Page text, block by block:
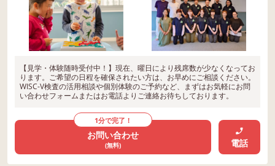
【見学・体験随時受付中！】現在、曜日により残席数が少なくなってお
ります。ご希望の日程を確保されたい方は、お早めにご相談ください。
WISC-V検査の活用相談や個別体験のご予約など、まずはお気軽にお問
い合わせフォームまたはお電話よりご連絡お待ちしております。
1分で完了！
お問い合わせ
(無料) 電話